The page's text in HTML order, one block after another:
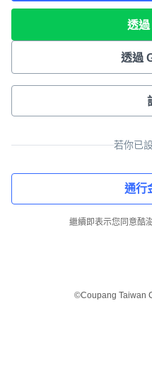
透
透過
若你已
通行
繼續即表示您同意酷
©Coupang Taiwan